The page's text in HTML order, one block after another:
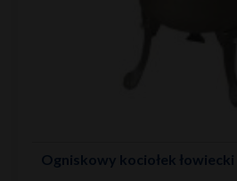
Ogniskowy kociołek